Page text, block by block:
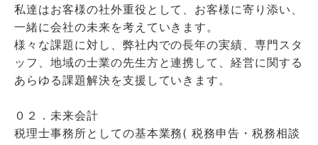
私達はお客様の社外重役として、お客様に寄り添い、
一緒に会社の未来を考えていきます。
様々な課題に対し、弊社内での長年の実績、専門スタ
ッフ、地域の士業の先生方と連携して、経営に関する
あらゆる課題解決を支援していきます。
０２．未来会計
税理士事務所としての基本業務( 税務申告・税務相談